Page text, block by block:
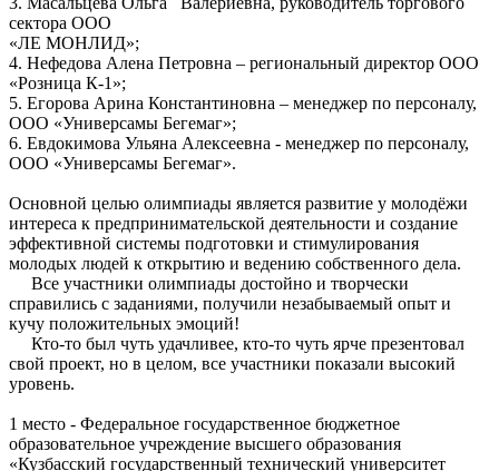
сектора ООО
«ЛЕ МОНЛИД»;
4. Нефедова Алена Петровна – региональный директор ООО
«Розница К-1»;
5. Егорова Арина Константиновна – менеджер по персоналу,
ООО «Универсамы Бегемаг»;
6. Евдокимова Ульяна Алексеевна - менеджер по персоналу,
ООО «Универсамы Бегемаг».
Основной целью олимпиады является развитие у молодёжи
интереса к предпринимательской деятельности и создание
эффективной системы подготовки и стимулирования
молодых людей к открытию и ведению собственного дела.
Все участники олимпиады достойно и творчески
справились с заданиями, получили незабываемый опыт и
кучу положительных эмоций!
Кто-то был чуть удачливее, кто-то чуть ярче презентовал
свой проект, но в целом, все участники показали высокий
уровень.
1 место - Федеральное государственное бюджетное
образовательное учреждение высшего образования
«Кузбасский государственный технический университет